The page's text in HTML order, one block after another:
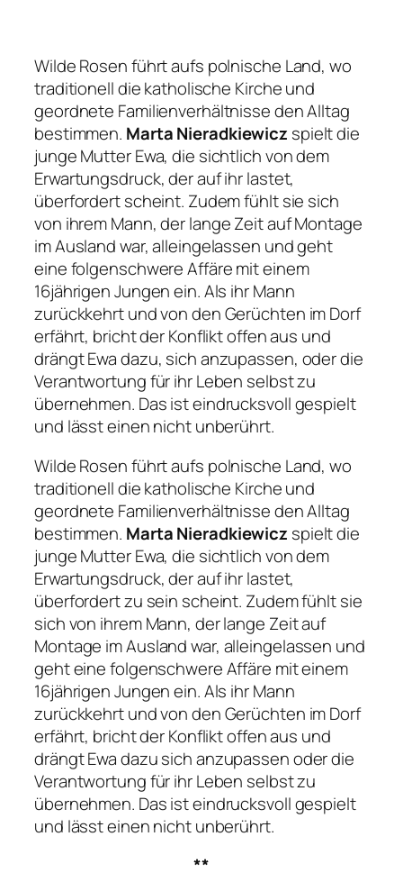
Wilde Rosen führt aufs polnische Land, wo
traditionell die katholische Kirche und
geordnete Familienverhältnisse den Alltag
bestimmen. Marta Nieradkiewicz spielt die
junge Mutter Ewa, die sichtlich von dem
Erwartungsdruck, der auf ihr lastet,
überfordert scheint. Zudem fühlt sie sich
von ihrem Mann, der lange Zeit auf Montage
im Ausland war, alleingelassen und geht
eine folgenschwere Affäre mit einem
16jährigen Jungen ein. Als ihr Mann
zurückkehrt und von den Gerüchten im Dorf
erfährt, bricht der Konflikt offen aus und
drängt Ewa dazu, sich anzupassen, oder die
Verantwortung für ihr Leben selbst zu
übernehmen. Das ist eindrucksvoll gespielt
und lässt einen nicht unberührt.
Wilde Rosenführt aufs polnische Land, wo
traditionell die katholische Kirche und
geordnete Familienverhältnisse den Alltag
bestimmen. Marta Nieradkiewicz spielt die
junge Mutter Ewa, die sichtlich von dem
Erwartungsdruck, der auf ihr lastet,
überfordert zu sein scheint. Zudem fühlt sie
sich von ihrem Mann, der lange Zeit auf
Montage im Ausland war, alleingelassen und
geht eine folgenschwere Affäre mit einem
16jährigen Jungen ein. Als ihr Mann
zurückkehrt und von den Gerüchten im Dorf
erfährt, bricht der Konflikt offen aus und
drängt Ewa dazu sich anzupassen oder die
Verantwortung für ihr Leben selbst zu
übernehmen. Das ist eindrucksvoll gespielt
und lässt einen nicht unberührt.
**